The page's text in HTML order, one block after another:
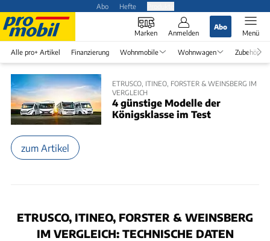
Abo Hefte
Marken Anmelden
Abo
Menü
Alle pro+ Artikel Finanzierung Wohnmobile Wohnwagen Zubehör
ETRUSCO, ITINEO, FORSTER & WEINSBERG IM
VERGLEICH
4 günstige Modelle der
Königsklasse im Test
zum Artikel
ETRUSCO, ITINEO, FORSTER & WEINSBERG
IM VERGLEICH: TECHNISCHE DATEN